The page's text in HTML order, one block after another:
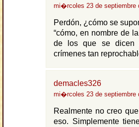
mi�rcoles 23 de septiembre
Perdón, ¿cómo se
“cómo, en nombre de
de los que se dicen
crímenes tan
demacles326
mi�rcoles 23 de septiembre
Realmente no creo
eso. Simplemente